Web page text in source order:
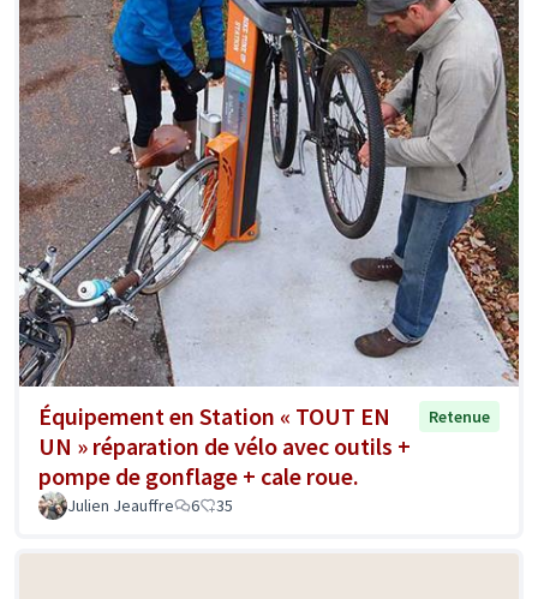
Équipement en Station « TOUT EN
UN » réparation de vélo avec outils +
pompe de gonflage + cale roue.
Retenue
Julien Jeauffre 6 35